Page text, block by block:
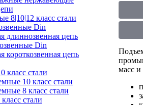
8|10|12 класс стали
Din
длиннозвенная цепь
Din
короткозвенная цепь
класс стали
10 класс стали
8 класс стали
стали
масс